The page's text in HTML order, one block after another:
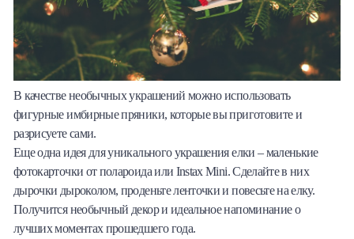
В качестве необычных украшений можно использовать
фигурные имбирные пряники, которые вы приготовите и
разрисуете сами.
Еще одна идея для уникального украшения елки – маленькие
фотокарточки от полароида или Instax Mini. Сделайте в них
дырочки дыроколом, проденьте ленточки и повесьте на елку.
Получится необычный декор и идеальное напоминание о
лучших моментах прошедшего года.